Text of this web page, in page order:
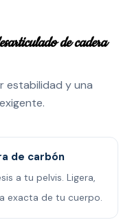
de cadera
estabilidad y una
de carbón
a tu pelvis. Ligera,
exacta de tu cuerpo.